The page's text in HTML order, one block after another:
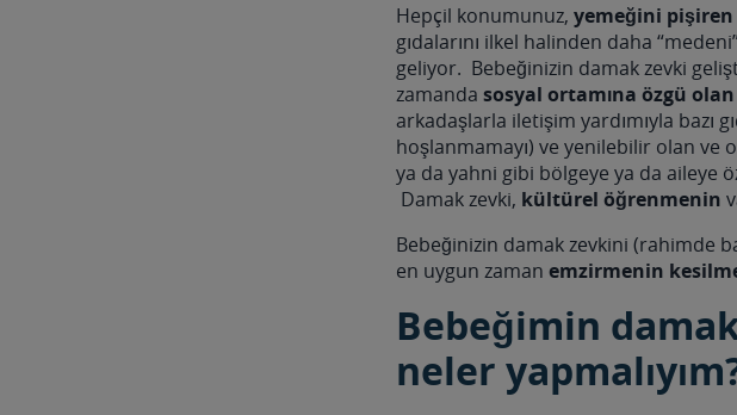
Hepçil konumunuz, yemeğini pişiren
gıdalarını ilkel halinden daha
geliyor. Bebeğinizin damak zevki
zamanda sosyal ortamına özgü
arkadaşlarla iletişim yardımıyla bazı
hoşlanmamayı) ve yenilebilir olan ve
ya da yahni gibi bölgeye ya da aileye
Damak zevki, kültürel öğrenmenin
Bebeğinizin damak zevkini (rahimde
en uygun zaman emzirmenin
Bebeğimin
neler